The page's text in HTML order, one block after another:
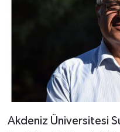
Akdeniz Üniversitesi